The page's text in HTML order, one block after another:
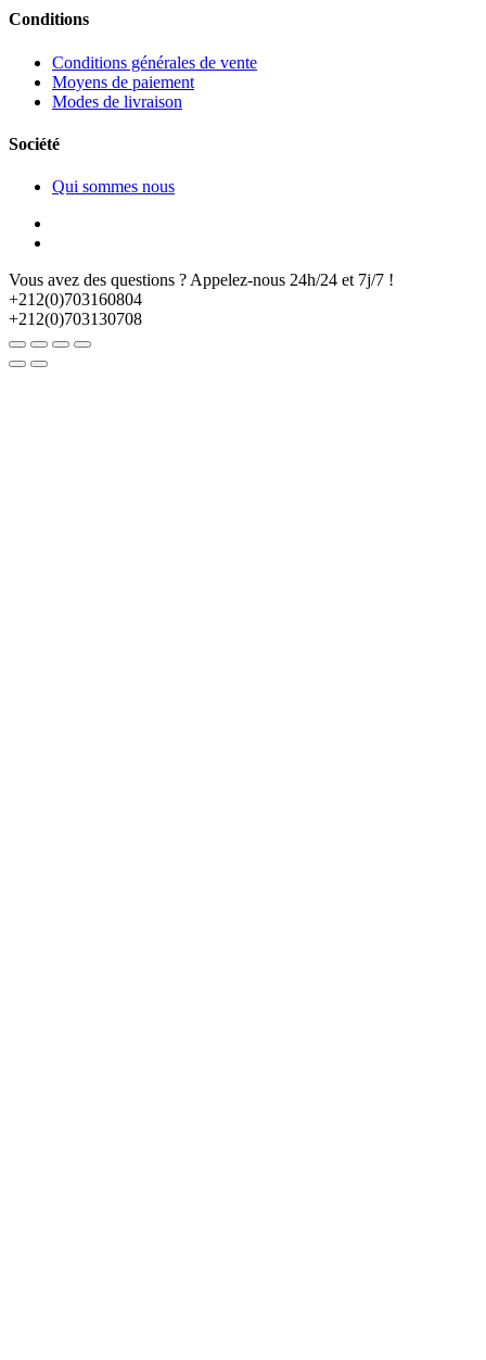
Conditions
Conditions générales de vente
Moyens de paiement
Modes de livraison
Société
Qui sommes nous
Vous avez des questions ? Appelez-nous 24h/24 et 7j/7 !
+212(0)703160804
+212(0)703130708